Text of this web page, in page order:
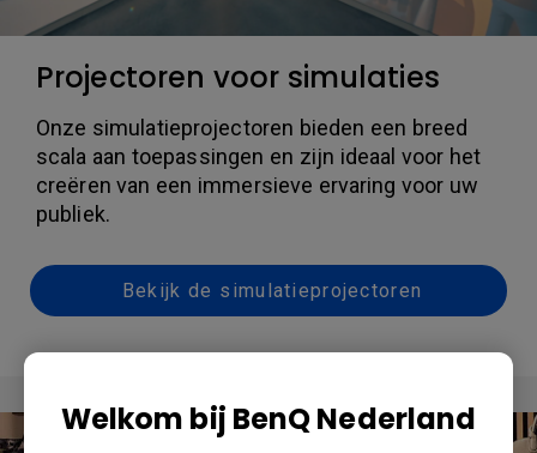
Welkom bij BenQ Nederland
Projectoren voor simulaties
Onze simulatieprojectoren bieden een breed
scala aan toepassingen en zijn ideaal voor het
creëren van een immersieve ervaring voor uw
publiek.
Bekijk de simulatieprojectoren